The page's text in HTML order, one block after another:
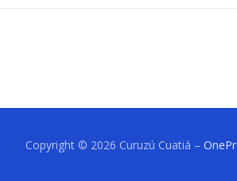
Copyright © 2026 Curuzú Cuatiá –